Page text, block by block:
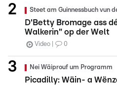
Steet am Guinnessbuch vun
D'Betty Bromage ass
Walkerin" op der Welt
Video 0
Nei Wäiprouf um Programm
Picadilly: Wäin- a